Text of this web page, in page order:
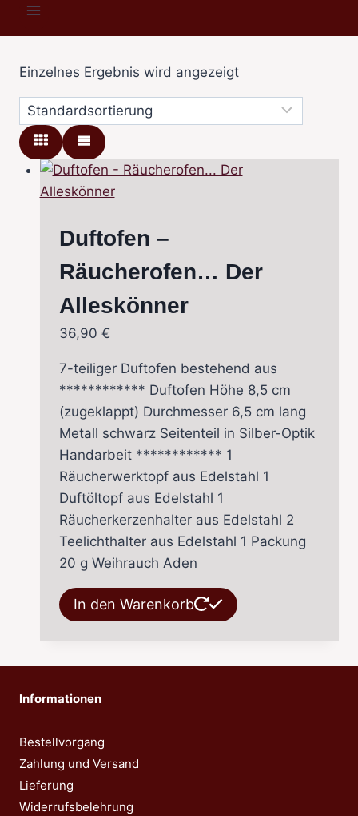
Einzelnes Ergebnis wird angezeigt
Duftofen –
Räucherofen… Der
Alleskönner
36,90 €
7-teiliger Duftofen bestehend aus
************ Duftofen Höhe 8,5 cm
(zugeklappt) Durchmesser 6,5 cm lang
Metall schwarz Seitenteil in Silber-Optik
Handarbeit ************ 1
Räucherwerktopf aus Edelstahl 1
Duftöltopf aus Edelstahl 1
Räucherkerzenhalter aus Edelstahl 2
Teelichthalter aus Edelstahl 1 Packung
20 g Weihrauch Aden
In den Warenkorb
Informationen
Bestellvorgang
Zahlung und Versand
Lieferung
Widerrufsbelehrung